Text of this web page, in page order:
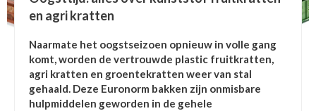
en agri kratten
Naarmate het oogstseizoen opnieuw in volle gang
komt, worden de vertrouwde plastic fruitkratten,
agri kratten en groentekratten weer van stal
gehaald. Deze Euronorm bakken zijn onmisbare
hulpmiddelen geworden in de gehele